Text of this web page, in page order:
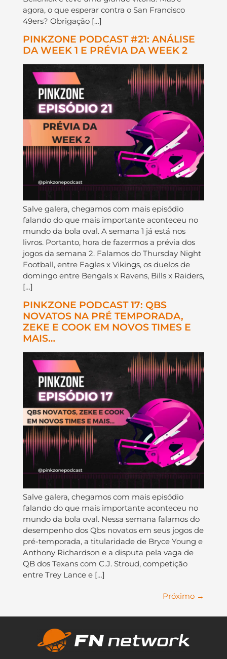
agora, o que esperar contra o San Francisco
49ers? Obrigação […]
PINKZONE PODCAST #21: ANÁLISE
DA WEEK 1 E PRÉVIA DA WEEK 2
Salve galera, chegamos com mais episódio
falando do que mais importante aconteceu no
mundo da bola oval. A semana 1 já está nos
livros. Portanto, hora de fazermos a prévia dos
jogos da semana 2. Falamos do Thursday Night
Football, entre Eagles x Vikings, os duelos de
domingo entre Bengals x Ravens, Bills x Raiders,
[…]
PINKZONE PODCAST 17: QBS
NOVATOS NA PRÉ TEMPORADA,
ZEKE E COOK EM NOVOS TIMES E
MAIS…
Salve galera, chegamos com mais episódio
falando do que mais importante aconteceu no
mundo da bola oval. Nessa semana falamos do
desempenho dos Qbs novatos em seus jogos de
pré-temporada, a titularidade de Bryce Young e
Anthony Richardson e a disputa pela vaga de
QB dos Texans com C.J. Stroud, competição
entre Trey Lance e […]
Próximo →